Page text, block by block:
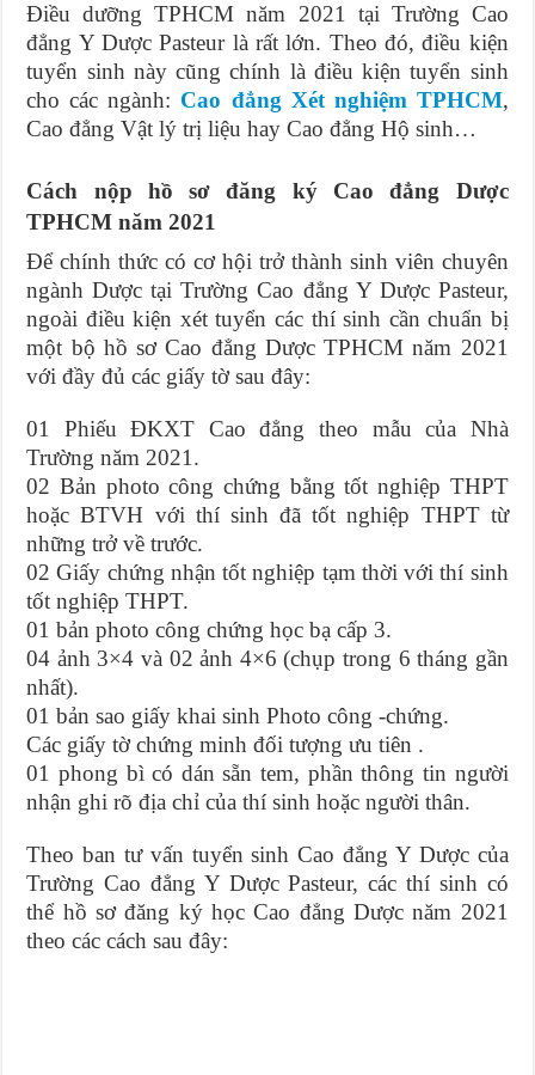
Điều dưỡng TPHCM năm 2021 tại Trường Cao
đẳng Y Dược Pasteur là rất lớn. Theo đó, điều kiện
tuyển sinh này cũng chính là điều kiện tuyển sinh
cho các ngành: Cao đẳng Xét nghiệm TPHCM,
Cao đẳng Vật lý trị liệu hay Cao đẳng Hộ sinh…
Cách nộp hồ sơ đăng ký Cao đẳng Dược
TPHCM năm 2021
Để chính thức có cơ hội trở thành sinh viên chuyên
ngành Dược tại Trường Cao đẳng Y Dược Pasteur,
ngoài điều kiện xét tuyển các thí sinh cần chuẩn bị
một bộ hồ sơ Cao đẳng Dược TPHCM năm 2021
với đầy đủ các giấy tờ sau đây:
01 Phiếu ĐKXT Cao đẳng theo mẫu của Nhà
Trường năm 2021.
02 Bản photo công chứng bằng tốt nghiệp THPT
hoặc BTVH với thí sinh đã tốt nghiệp THPT từ
những trở về trước.
02 Giấy chứng nhận tốt nghiệp tạm thời với thí sinh
tốt nghiệp THPT.
01 bản photo công chứng học bạ cấp 3.
04 ảnh 3×4 và 02 ảnh 4×6 (chụp trong 6 tháng gần
nhất).
01 bản sao giấy khai sinh Photo công -chứng.
Các giấy tờ chứng minh đối tượng ưu tiên .
01 phong bì có dán sẵn tem, phần thông tin người
nhận ghi rõ địa chỉ của thí sinh hoặc người thân.
Theo ban tư vấn tuyển sinh Cao đẳng Y Dược của
Trường Cao đẳng Y Dược Pasteur, các thí sinh có
thể hồ sơ đăng ký học Cao đẳng Dược năm 2021
theo các cách sau đây: